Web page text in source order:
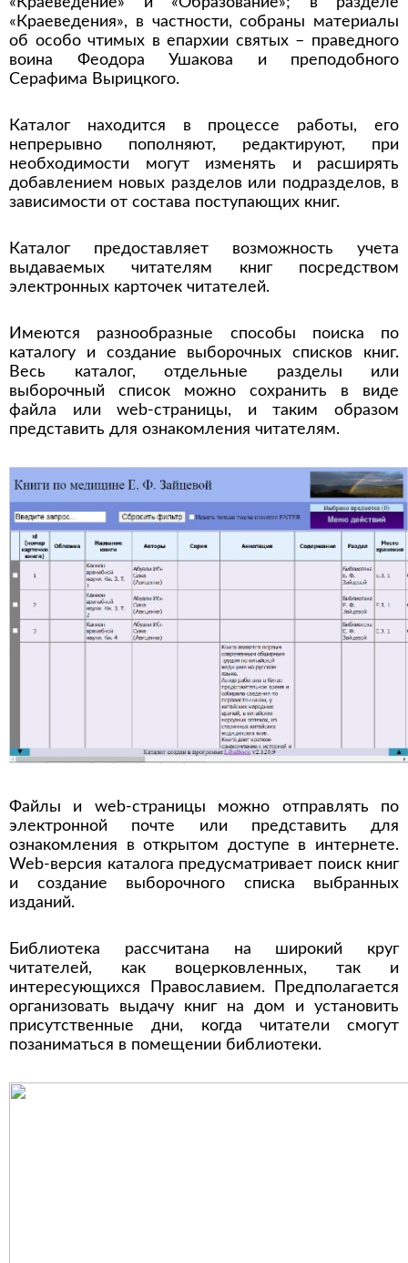
«Краеведения», в частности, собраны материалы
об особо чтимых в епархии святых – праведного
воина Феодора Ушакова и преподобного
Серафима Вырицкого.
Каталог находится в процессе работы, его
непрерывно пополняют, редактируют, при
необходимости могут изменять и расширять
добавлением новых разделов или подразделов, в
зависимости от состава поступающих книг.
Каталог предоставляет возможность учета
выдаваемых читателям книг посредством
электронных карточек читателей.
Имеются разнообразные способы поиска по
каталогу и создание выборочных списков книг.
Весь каталог, отдельные разделы или
выборочный список можно сохранить в виде
файла или web-страницы, и таким образом
представить для ознакомления читателям.
Файлы и web-страницы можно отправлять по
электронной почте или представить для
ознакомления в открытом доступе в интернете.
Web-версия каталога предусматривает поиск книг
и создание выборочного списка выбранных
изданий.
Библиотека рассчитана на широкий круг
читателей, как воцерковленных, так и
интересующихся Православием. Предполагается
организовать выдачу книг на дом и установить
присутственные дни, когда читатели смогут
позаниматься в помещении библиотеки.